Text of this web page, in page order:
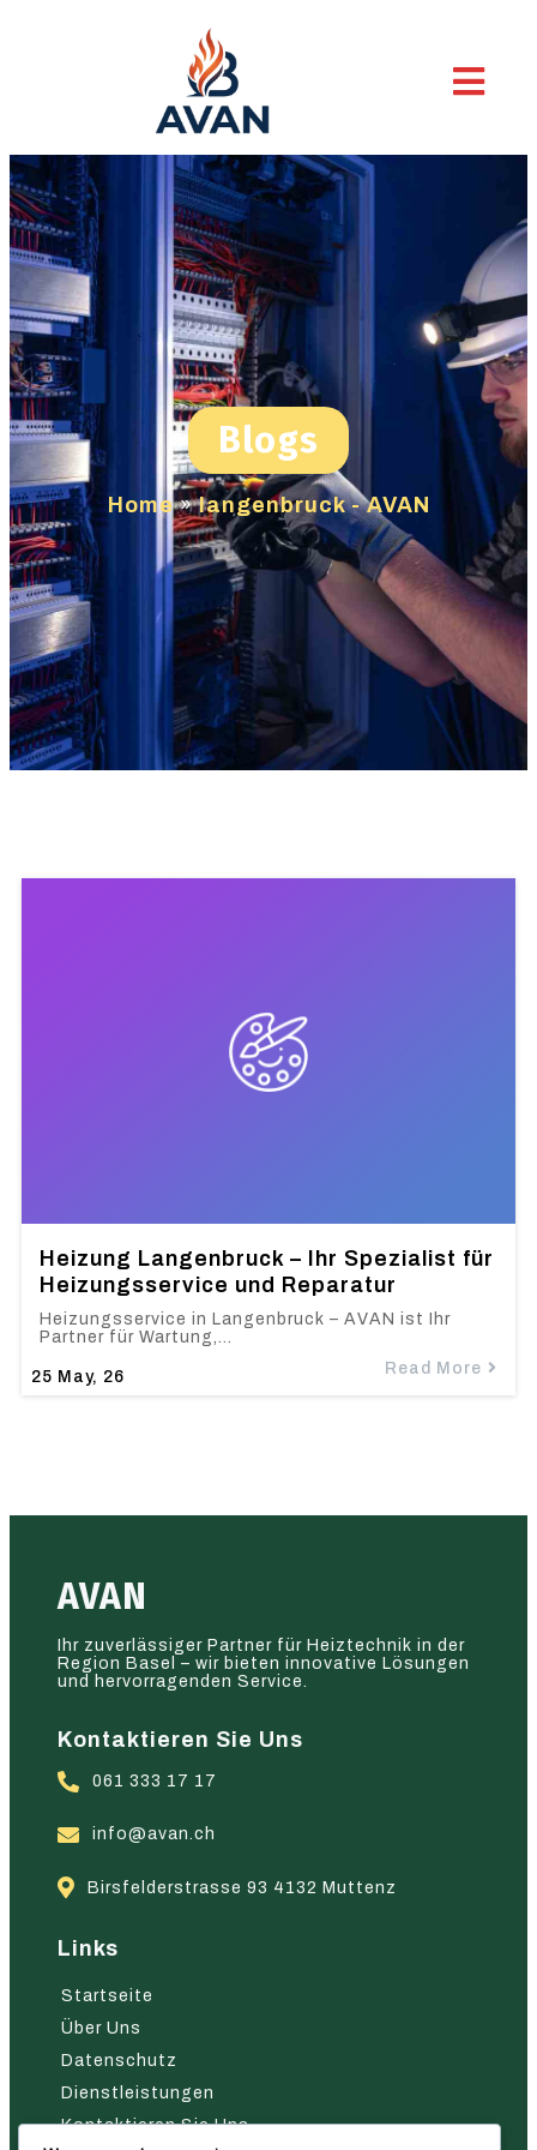
Blogs
Home»langenbruck - AVAN
Heizung Langenbruck – Ihr Spezialist für
Heizungsservice und Reparatur
25 May, 26
Heizungsservice in Langenbruck – AVAN ist Ihr
Partner für Wartung,…
Read More
AVAN
Ihr zuverlässiger Partner für Heiztechnik in der
Region Basel – wir bieten innovative Lösungen
und hervorragenden Service.
Kontaktieren Sie Uns
061 333 17 17
info@avan.ch
Birsfelderstrasse 93 4132 Muttenz
Links
Startseite
Über Uns
Datenschutz
Dienstleistungen
Kontaktieren Sie Uns